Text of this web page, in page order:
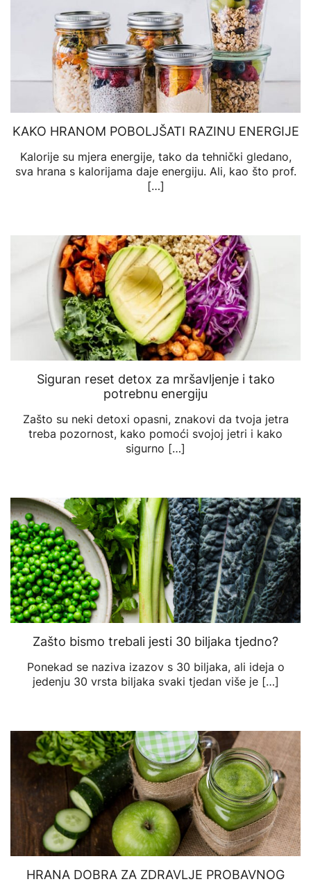
KAKO HRANOM POBOLJŠATI RAZINU ENERGIJE
Kalorije su mjera energije, tako da tehnički gledano,
sva hrana s kalorijama daje energiju. Ali, kao što prof.
[…]
Siguran reset detox za mršavljenje i tako
potrebnu energiju
Zašto su neki detoxi opasni, znakovi da tvoja jetra
treba pozornost, kako pomoći svojoj jetri i kako
sigurno […]
Zašto bismo trebali jesti 30 biljaka tjedno?
Ponekad se naziva izazov s 30 biljaka, ali ideja o
jedenju 30 vrsta biljaka svaki tjedan više je […]
HRANA DOBRA ZA ZDRAVLJE PROBAVNOG